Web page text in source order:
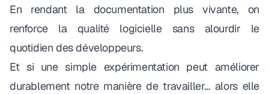
En rendant la documentation plus vivante, on
renforce la qualité logicielle sans alourdir le
quotidien des développeurs.
Et si une simple expérimentation peut améliorer
durablement notre manière de travailler… alors elle